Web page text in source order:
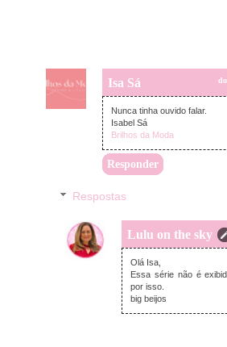
Isa Sá
Nunca tinha ouvido falar.
Isabel Sá
Brilhos da Moda
Responder
Respostas
Lulu on the sky
Olá Isa,
Essa série não é
por isso.
big beijos